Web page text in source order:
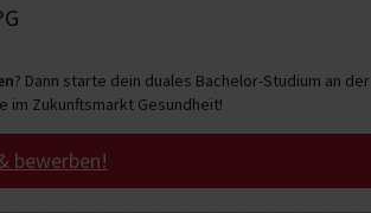
? Dann starte dein duales Bachelor-Studium an der
im Zukunftsmarkt Gesundheit!
bewerben!